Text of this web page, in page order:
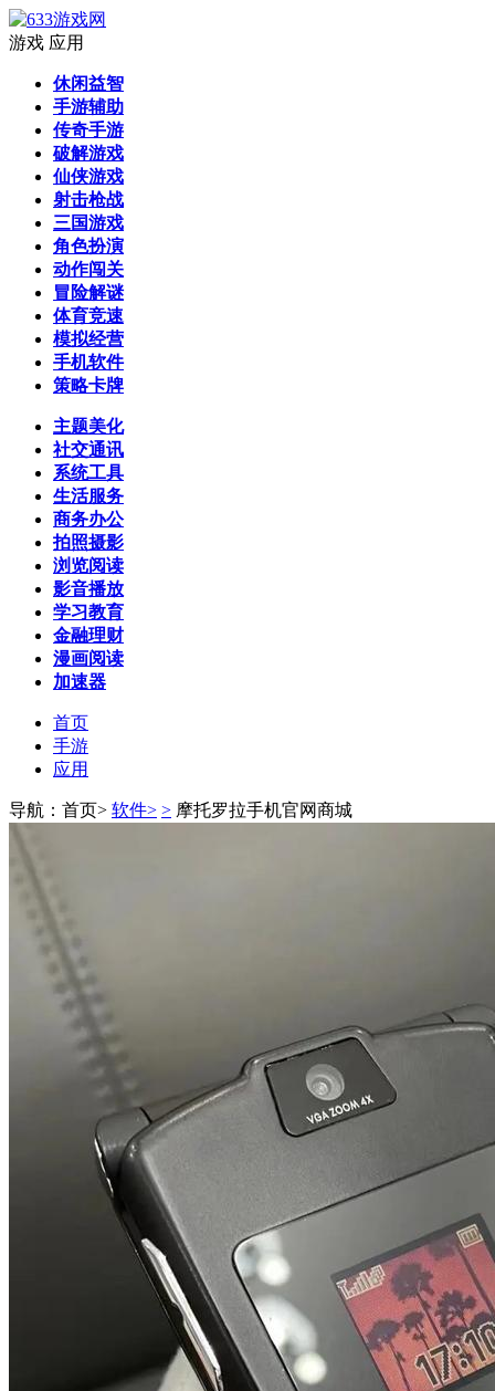
游戏 应用
休闲益智
手游辅助
传奇手游
破解游戏
仙侠游戏
射击枪战
三国游戏
角色扮演
动作闯关
冒险解谜
体育竞速
模拟经营
手机软件
策略卡牌
主题美化
社交通讯
系统工具
生活服务
商务办公
拍照摄影
浏览阅读
影音播放
学习教育
金融理财
漫画阅读
加速器
首页
手游
应用
导航：首页> 软件> > 摩托罗拉手机官网商城